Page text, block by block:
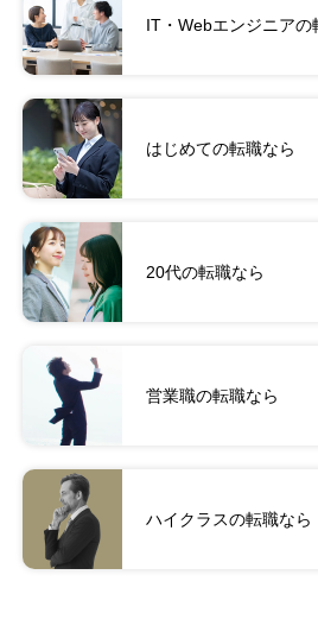
IT・Webエンジニアの
はじめての転職なら
20代の転職なら
営業職の転職なら
ハイクラスの転職なら